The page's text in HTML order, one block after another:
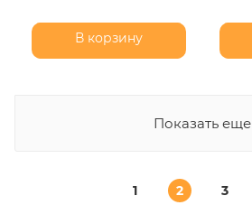
В корзину
Показать еще
1 2 3